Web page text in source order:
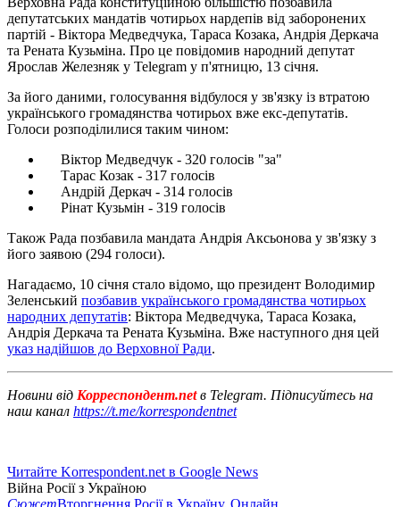
депутатських мандатів чотирьох нардепів від заборонених
партій - Віктора Медведчука, Тараса Козака, Андрія Деркача
та Рената Кузьміна. Про це повідомив народний депутат
Ярослав Железняк у Telegram у п'ятницю, 13 січня.
За його даними, голосування відбулося у зв'язку із втратою
українського громадянства чотирьох вже екс-депутатів.
Голоси розподілилися таким чином:
Віктор Медведчук - 320 голосів "за"
Тарас Козак - 317 голосів
Андрій Деркач - 314 голосів
Рінат Кузьмін - 319 голосів
Також Рада позбавила мандата Андрія Аксьонова у зв'язку з
його заявою (294 голоси).
Нагадаємо, 10 січня стало відомо, що президент Володимир
Зеленський позбавив українського громадянства чотирьох
народних депутатів: Віктора Медведчука, Тараса Козака,
Андрія Деркача та Рената Кузьміна. Вже наступного дня цей
указ надійшов до Верховної Ради.
Новини від Корреспондент.netв Telegram. Підписуйтесь на
наш канал https://t.me/korrespondentnet
Читайте Korrespondent.net в Google News
Війна Росії з Україною
СюжетВторгнення Росії в Україну. Онлайн